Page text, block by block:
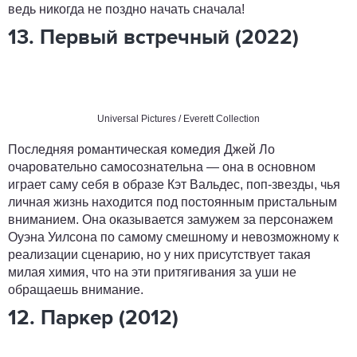
ведь никогда не поздно начать сначала!
13. Первый встречный (2022)
Universal Pictures / Everett Collection
Последняя романтическая комедия Джей Ло
очаровательно самосознательна — она в основном
играет саму себя в образе Кэт Вальдес, поп-звезды, чья
личная жизнь находится под постоянным пристальным
вниманием. Она оказывается замужем за персонажем
Оуэна Уилсона по самому смешному и невозможному к
реализации сценарию, но у них присутствует такая
милая химия, что на эти притягивания за уши не
обращаешь внимание.
12. Паркер (2012)